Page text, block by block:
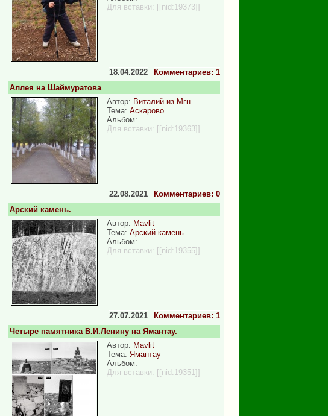
Для вставки: [[nid:19373]]
Комментариев: 1
18.04.2022
Аллея на Шаймуратова
Автор: Виталий из Мгн
Тема: Аскарово
Альбом:
Для вставки: [[nid:19363]]
Комментариев: 0
22.08.2021
Арский камень.
Автор: Mavlit
Тема: Арский камень
Альбом:
Для вставки: [[nid:19355]]
Комментариев: 1
27.07.2021
Четыре памятника В.И.Ленину на Ямантау.
Автор: Mavlit
Тема: Ямантау
Альбом:
Для вставки: [[nid:19351]]